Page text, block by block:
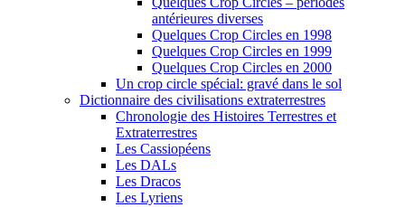
antérieures diverses
Quelques Crop Circles en 1998
Quelques Crop Circles en 1999
Quelques Crop Circles en 2000
Un crop circle spécial: gravé dans le sol
Dictionnaire des civilisations extraterrestres
Chronologie des Histoires Terrestres et
Extraterrestres
Les Cassiopéens
Les DALs
Les Dracos
Les Lyriens